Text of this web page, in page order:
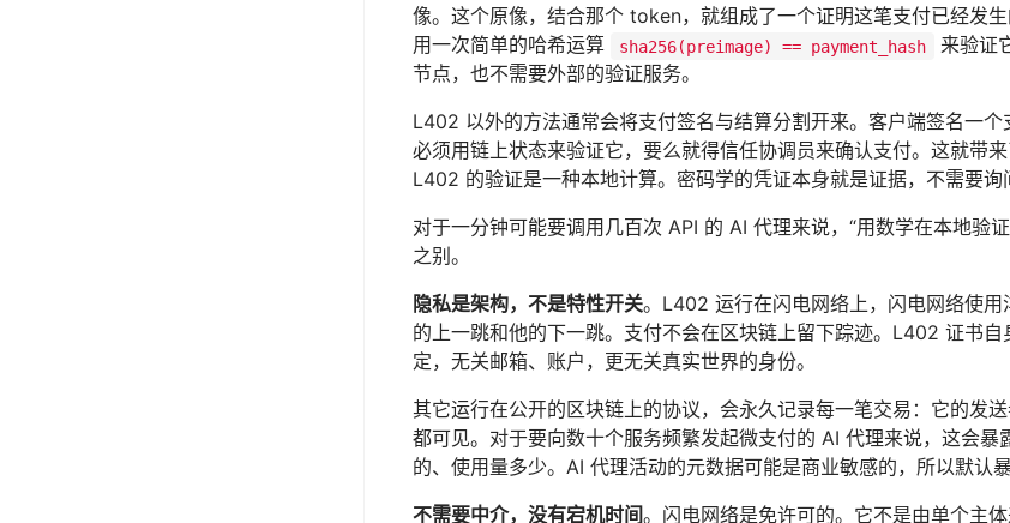
像。这个原像，结合那个 token，就组成了一个证明这笔支付已经发
用一次简单的哈希运算
sha256(preimage) == payment_hash
来验证
节点，也不需要外部的验证服务。
L402 以外的方法通常会将支付签名与结算分割开来。客户端签名一
必须用链上状态来验证它，要么就得信任协调员来确认支付。这就带
L402 的验证是一种本地计算。密码学的凭证本身就是证据，不需要询
对于一分钟可能要调用几百次 API 的 AI 代理来说，“用数学在本地验
之别。
隐私是架构，不是特性开关。L402 运行在闪电网络上，闪电网络使
的上一跳和他的下一跳。支付不会在区块链上留下踪迹。L402 证书
定，无关邮箱、账户，更无关真实世界的身份。
其它运行在公开的区块链上的协议，会永久记录每一笔交易：它的发
都可见。对于要向数十个服务频繁发起微支付的 AI 代理来说，这会
的、使用量多少。AI 代理活动的元数据可能是商业敏感的，所以默认
不需要中介，没有宕机时间。闪电网络是免许可的。它不是由单个主